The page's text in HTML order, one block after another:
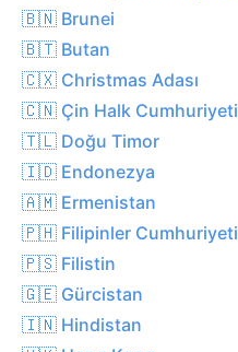
🇧🇳 Brunei
🇧🇹 Butan
🇨🇽 Christmas Adası
🇨🇳 Çin Halk Cumhuriyeti
🇹🇱 Doğu Timor
🇮🇩 Endonezya
🇦🇲 Ermenistan
🇵🇭 Filipinler Cumhuriyeti
🇵🇸 Filistin
🇬🇪 Gürcistan
🇮🇳 Hindistan